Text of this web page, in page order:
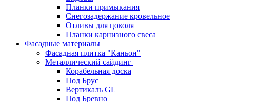
Планки примыкания
Снегозадержание кровельное
Отливы для цоколя
Планки карнизного свеса
Фасадные материалы
Фасадная плитка "Каньон"
Металлический сайдинг
Корабельная доска
Под Брус
Вертикаль GL
Под Бревно